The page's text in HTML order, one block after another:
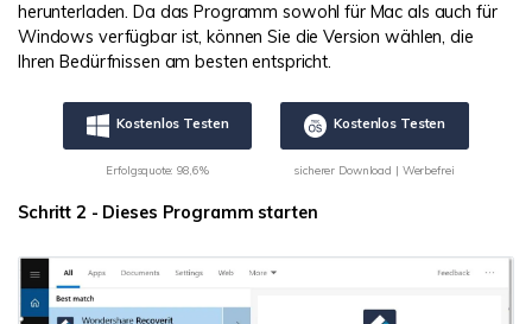
herunterladen. Da das Programm sowohl für Mac als auch für
Windows verfügbar ist, können Sie die Version wählen, die
Ihren Bedürfnissen am besten entspricht.
Kostenlos Testen
Erfolgsquote: 98,6%
Kostenlos Testen
sicherer Download | Werbefrei
Schritt 2 - Dieses Programm starten